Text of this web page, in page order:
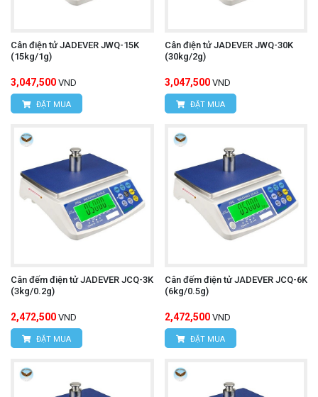
Cân điện tử JADEVER JWQ-15K
(15kg/1g)
3,047,500 VND
ĐẶT MUA
Cân điện tử JADEVER JWQ-30K
(30kg/2g)
3,047,500 VND
ĐẶT MUA
Cân đếm điện tử JADEVER JCQ-3K
(3kg/0.2g)
2,472,500 VND
ĐẶT MUA
Cân đếm điện tử JADEVER JCQ-6K
(6kg/0.5g)
2,472,500 VND
ĐẶT MUA